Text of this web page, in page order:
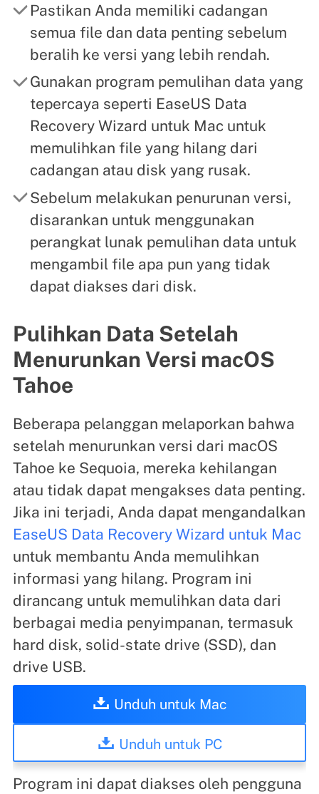
Pastikan Anda memiliki cadangan
semua file dan data penting sebelum
beralih ke versi yang lebih rendah.
Gunakan program pemulihan data yang
tepercaya seperti EaseUS Data
Recovery Wizard untuk Mac untuk
memulihkan file yang hilang dari
cadangan atau disk yang rusak.
Sebelum melakukan penurunan versi,
disarankan untuk menggunakan
perangkat lunak pemulihan data untuk
mengambil file apa pun yang tidak
dapat diakses dari disk.
Pulihkan Data Setelah
Menurunkan Versi macOS
Tahoe
Beberapa pelanggan melaporkan bahwa
setelah menurunkan versi dari macOS
Tahoe ke Sequoia, mereka kehilangan
atau tidak dapat mengakses data penting.
Jika ini terjadi, Anda dapat mengandalkan
EaseUS Data Recovery Wizard untuk Mac
untuk membantu Anda memulihkan
informasi yang hilang. Program ini
dirancang untuk memulihkan data dari
berbagai media penyimpanan, termasuk
hard disk, solid-state drive (SSD), dan
drive USB.
Unduh untuk Mac
Unduh untuk PC
Program ini dapat diakses oleh pengguna